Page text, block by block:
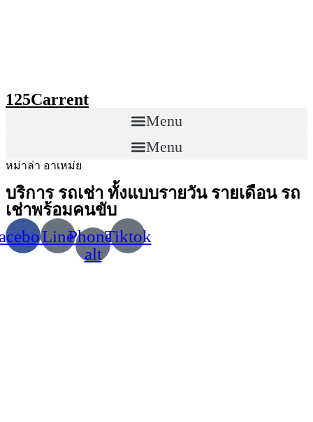
125Carrent
Menu
Menu
หม่าล่า อาเหม่ย
บริการ รถเช่า ทั้งแบบรายวัน รายเดือน รถ
เช่าพร้อมคนขับ
LinePhone-
alt
Tiktok